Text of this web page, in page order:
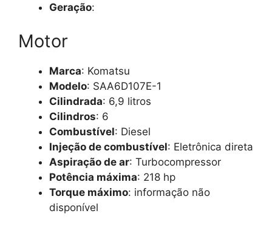
Geração:
Motor
Marca: Komatsu
Modelo: SAA6D107E-1
Cilindrada: 6,9 litros
Cilindros: 6
Combustível: Diesel
Injeção de combustível: Eletrônica direta
Aspiração de ar: Turbocompressor
Potência máxima: 218 hp
Torque máximo: informação não
disponível